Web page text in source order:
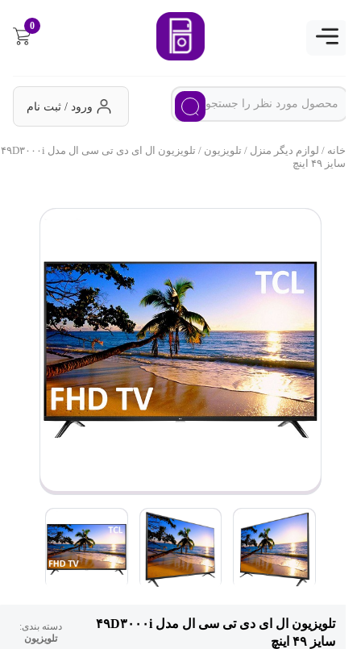
ورود / ثبت نام
خانه/لوازم دیگر منزل/ تلویزیون
/ تلویزیون ال ای دی تی سی ال مدل ۴۹D۳۰۰۰i
سایز ۴۹ اینچ
تلویزیون ال ای دی تی سی ال مدل ۴۹D۳۰۰۰i
سایز ۴۹ اینچ
دسته بندی:
تلویزیون